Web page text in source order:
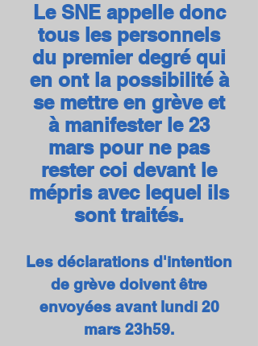
Le SNE appelle donc
tous les personnels
du premier degré qui
en ont la possibilité à
se mettre en grève et
à manifester le 23
mars pour ne pas
rester coi devant le
mépris avec lequel ils
sont traités.
Les déclarations d'intention
de grève doivent être
envoyées avant lundi 20
mars 23h59.